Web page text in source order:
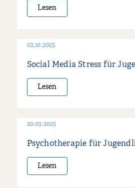
Lesen
02.10.2025
Social Media Stress für
Lesen
20.03.2025
Psychotherapie für
Lesen